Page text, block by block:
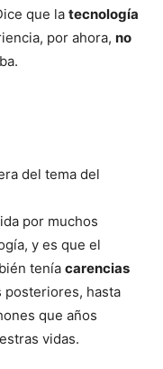
que la tecnología
por ahora, no
del tema del
por muchos
y es que el
tenía carencias
posteriores, hasta
que años
vidas.